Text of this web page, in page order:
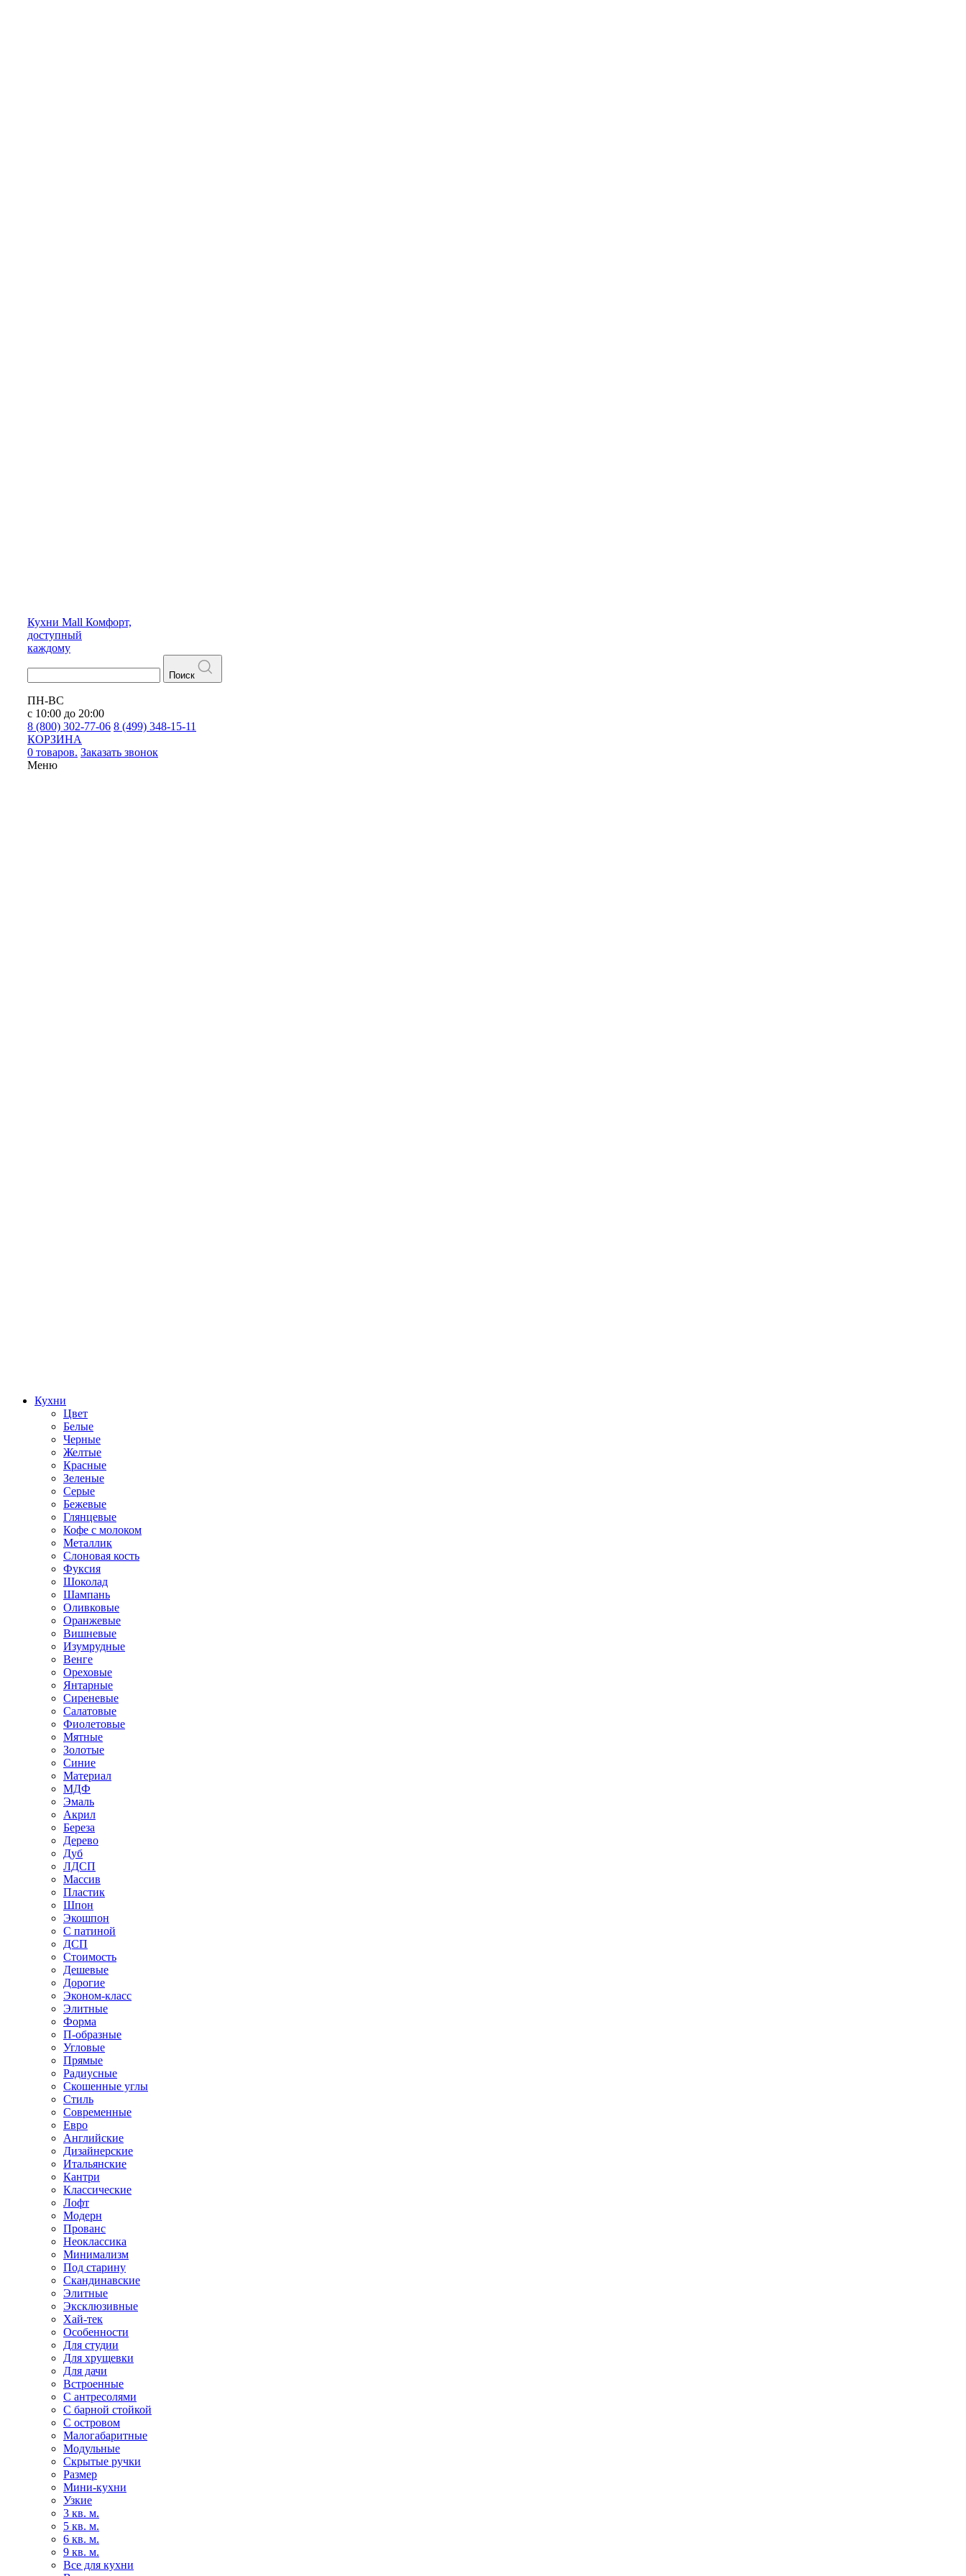
Кухни Mall Комфорт,
доступный
каждому
Поиск
ПН-ВС
с 10:00 до 20:00
8 (800) 302-77-06 8 (499) 348-15-11
КОРЗИНА
0 товаров. Заказать звонок
Меню
Кухни
Цвет
Белые
Черные
Желтые
Красные
Зеленые
Серые
Бежевые
Глянцевые
Кофе с молоком
Металлик
Слоновая кость
Фуксия
Шоколад
Шампань
Оливковые
Оранжевые
Вишневые
Изумрудные
Венге
Ореховые
Янтарные
Сиреневые
Салатовые
Фиолетовые
Мятные
Золотые
Синие
Материал
МДФ
Эмаль
Акрил
Береза
Дерево
Дуб
ЛДСП
Массив
Пластик
Шпон
Экошпон
С патиной
ДСП
Стоимость
Дешевые
Дорогие
Эконом-класс
Элитные
Форма
П-образные
Угловые
Прямые
Радиусные
Скошенные углы
Стиль
Современные
Евро
Английские
Дизайнерские
Итальянские
Кантри
Классические
Лофт
Модерн
Прованс
Неоклассика
Минимализм
Под старину
Скандинавские
Элитные
Эксклюзивные
Хай-тек
Особенности
Для студии
Для хрущевки
Для дачи
Встроенные
С антресолями
С барной стойкой
С островом
Малогабаритные
Модульные
Скрытые ручки
Размер
Мини-кухни
Узкие
3 кв. м.
5 кв. м.
6 кв. м.
9 кв. м.
Все для кухни